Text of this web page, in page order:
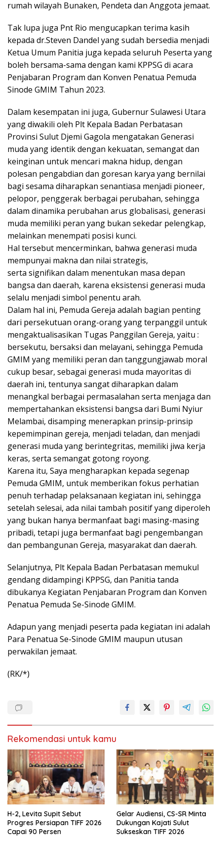
rumah wilayah Bunaken, Pendeta dan Anggota jemaat.
Tak lupa juga Pnt Rio mengucapkan terima kasih
kepada dr.Steven Dandel yang sudah bersedia menjadi
Ketua Umum Panitia juga kepada seluruh Peserta yang
boleh bersama-sama dengan kami KPPSG di acara
Penjabaran Program dan Konven Penatua Pemuda
Sinode GMIM Tahun 2023.
Dalam kesempatan ini juga, Gubernur Sulawesi Utara
yang diwakili oleh Plt Kepala Badan Perbatasan
Provinsi Sulut Djemi Gagola mengatakan Generasi
muda yang identik dengan kekuatan, semangat dan
keinginan untuk mencari makna hidup, dengan
polesan pengabdian dan goresan karya yang bernilai
bagi sesama diharapkan senantiasa menjadi pioneer,
pelopor, penggerak berbagai perubahan, sehingga
dalam dinamika perubahan arus globalisasi, generasi
muda memiliki peran yang bukan sekedar pelengkap,
melainkan menempati posisi kunci.
Hal tersebut mencerminkan, bahwa generasi muda
mempunyai makna dan nilai strategis,
serta signifikan dalam menentukan masa depan
bangsa dan daerah, karena eksistensi generasi muda
selalu menjadi simbol penentu arah.
Dalam hal ini, Pemuda Gereja adalah bagian penting
dari persekutuan orang-orang yang terpanggil untuk
mengaktualisasikan Tugas Panggilan Gereja, yaitu :
bersekutu, bersaksi dan melayani, sehingga Pemuda
GMIM yang memiliki peran dan tanggungjawab moral
cukup besar, sebagai generasi muda mayoritas di
daerah ini, tentunya sangat diharapkan dalam
menangkal berbagai permasalahan serta menjaga dan
mempertahankan eksistensi bangsa dari Bumi Nyiur
Melambai, disamping menerapkan prinsip-prinsip
kepemimpinan gereja, menjadi teladan, dan menjadi
generasi muda yang berintegritas, memiliki jiwa kerja
keras, serta semangat gotong royong.
Karena itu, Saya mengharapkan kepada segenap
Pemuda GMIM, untuk memberikan fokus perhatian
penuh terhadap pelaksanaan kegiatan ini, sehingga
setelah selesai, ada nilai tambah positif yang diperoleh
yang bukan hanya bermanfaat bagi masing-masing
pribadi, tetapi juga bermanfaat bagi pengembangan
dan pembangunan Gereja, masyarakat dan daerah.
Selanjutnya, Plt Kepala Badan Perbatasan memukul
gendang didampingi KPPSG, dan Panitia tanda
dibukanya Kegiatan Penjabaran Program dan Konven
Penatua Pemuda Se-Sinode GMIM.
Adapun yang menjadi peserta pada kegiatan ini adalah
Para Penatua Se-Sinode GMIM maupun utusan
perwakilan jemaat.
(RK/*)
Rekomendasi untuk kamu
H-2, Levita Supit Sebut
Progres Persiapan TIFF 2026
Capai 90 Persen
Gelar Audiensi, CS-SR Minta
Dukungan Kajati Sulut
Sukseskan TIFF 2026